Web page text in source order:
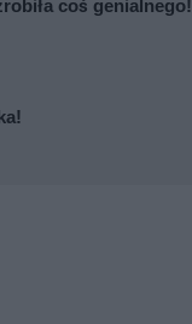
coś genialnego!